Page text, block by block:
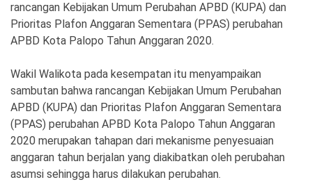
rancangan Kebijakan Umum Perubahan APBD (KUPA) dan
Prioritas Plafon Anggaran Sementara (PPAS) perubahan
APBD Kota Palopo Tahun Anggaran 2020.
Wakil Walikota pada kesempatan itu menyampaikan
sambutan bahwa rancangan Kebijakan Umum Perubahan
APBD (KUPA) dan Prioritas Plafon Anggaran Sementara
(PPAS) perubahan APBD Kota Palopo Tahun Anggaran
2020 merupakan tahapan dari mekanisme penyesuaian
anggaran tahun berjalan yang diakibatkan oleh perubahan
asumsi sehingga harus dilakukan perubahan.